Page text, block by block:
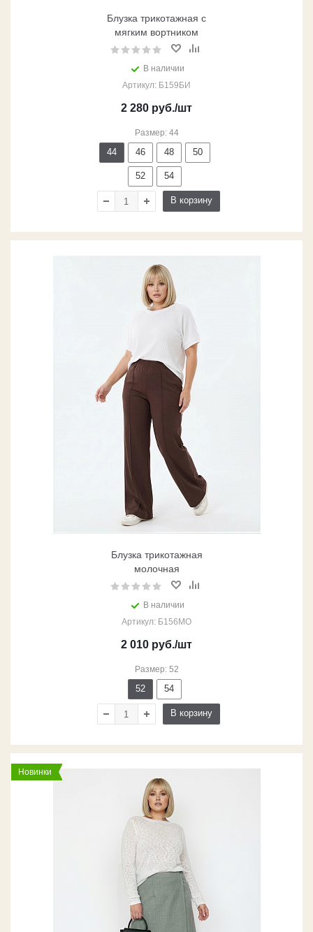
Блузка трикотажная с
мягким вортником
В наличии
Артикул: Б159БИ
2 280 руб./шт
Размер: 44
44 46 48 50
52 54
В корзину
Блузка трикотажная
молочная
В наличии
Артикул: Б156МО
2 010 руб./шт
Размер: 52
52 54
В корзину
Новинки